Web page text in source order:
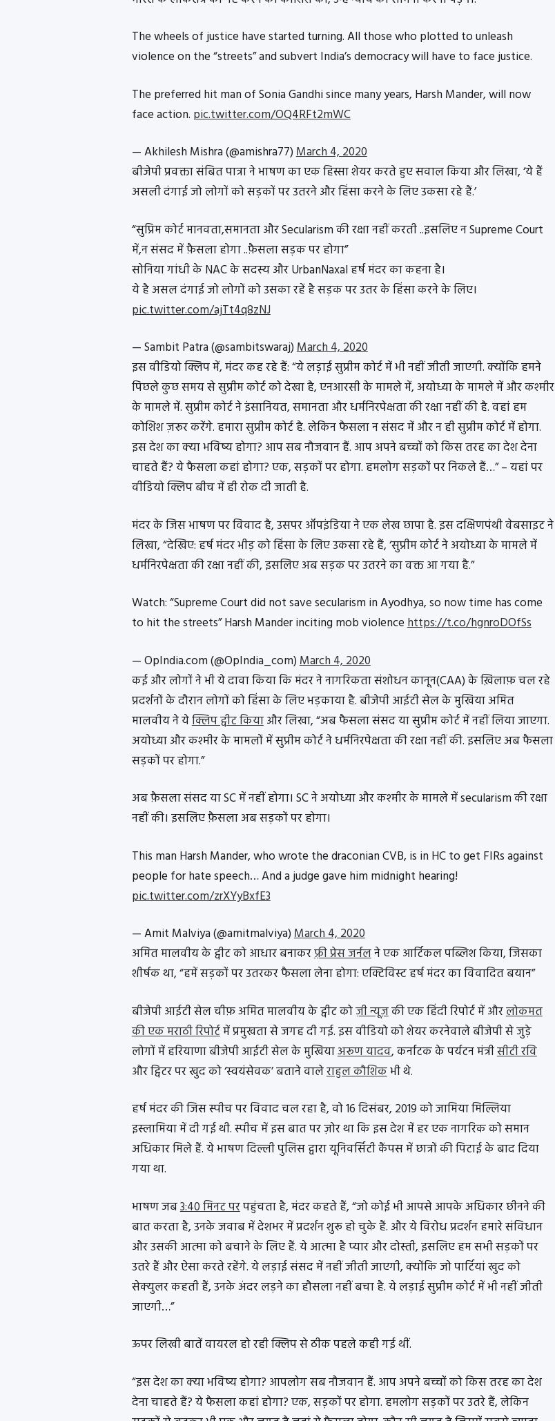
The wheels of justice have started turning. All those who plotted to unleash
violence on the “streets” and subvert India’s democracy will have to face justice.
The preferred hit man of Sonia Gandhi since many years, Harsh Mander, will now
face action. pic.twitter.com/OQ4RFt2mWC
— Akhilesh Mishra (@amishra77)March 4, 2020
बीजेपी प्रवक्ता संबित पात्रा ने भाषण का एक हिस्सा शेयर करते हुए सवाल किया और लिखा, ‘ये हैं
असली दंगाई जो लोगों को सड़कों पर उतरने और हिंसा करने के लिए उकसा रहे हैं.’
“सुप्रिम कोर्ट मानवता,समानता और Secularism की रक्षा नहीं करती ..इसलिए न Supreme Court
में,न संसद में फ़ैसला होगा ..फ़ैसला सड़क पर होगा”
सोनिया गांधी के NAC के सदस्य और UrbanNaxal हर्ष मंदर का कहना है।
ये है असल दंगाई जो लोगों को उसका रहें है सड़क पर उतर के हिंसा करने के लिए।
pic.twitter.com/ajTt4q8zNJ
— Sambit Patra (@sambitswaraj)March 4, 2020
इस वीडियो क्लिप में, मंदर कह रहे हैं: “ये लड़ाई सुप्रीम कोर्ट में भी नहीं जीती जाएगी. क्योंकि हमने
पिछले कुछ समय से सुप्रीम कोर्ट को देखा है, एनआरसी के मामले में, अयोध्या के मामले में और कश्मीर
के मामले में. सुप्रीम कोर्ट ने इंसानियत, समानता और धर्मनिरपेक्षता की रक्षा नहीं की है. वहां हम
कोशिश ज़रूर करेंगे. हमारा सुप्रीम कोर्ट है. लेकिन फैसला न संसद में और न ही सुप्रीम कोर्ट में होगा.
इस देश का क्या भविष्य होगा? आप सब नौजवान हैं. आप अपने बच्चों को किस तरह का देश देना
चाहते हैं? ये फैसला कहां होगा? एक, सड़कों पर होगा. हमलोग सड़कों पर निकले हैं…” – यहां पर
वीडियो क्लिप बीच में ही रोक दी जाती है.
मंदर के जिस भाषण पर विवाद है, उसपर ऑपइंडिया ने एक लेख छापा है. इस दक्षिणपंथी वेबसाइट ने
लिखा, “देखिए: हर्ष मंदर भीड़ को हिंसा के लिए उकसा रहे हैं, ‘सुप्रीम कोर्ट ने अयोध्या के मामले में
धर्मनिरपेक्षता की रक्षा नहीं की, इसलिए अब सड़क पर उतरने का वक्त आ गया है.”
Watch: “Supreme Court did not save secularism in Ayodhya, so now time has come
to hit the streets” Harsh Mander inciting mob violencehttps://t.co/hgnroDOfSs
— OpIndia.com (@OpIndia_com)March 4, 2020
कई और लोगों ने भी ये दावा किया कि मंदर ने नागरिकता संशोधन कानून(CAA) के ख़िलाफ़ चल रहे
प्रदर्शनों के दौरान लोगों को हिंसा के लिए भड़काया है. बीजेपी आईटी सेल के मुखिया अमित
मालवीय ने येक्लिप ट्वीट कियाऔर लिखा, “अब फैसला संसद या सुप्रीम कोर्ट में नहीं लिया जाएगा.
अयोध्या और कश्मीर के मामलों में सुप्रीम कोर्ट ने धर्मनिरपेक्षता की रक्षा नहीं की. इसलिए अब फैसला
सड़कों पर होगा.”
अब फ़ैसला संसद या SC में नहीं होगा। SC ने अयोध्या और कश्मीर के मामले में secularism की रक्षा
नहीं की। इसलिए फ़ैसला अब सड़कों पर होगा।
This man Harsh Mander, who wrote the draconian CVB, is in HC to get FIRs against
people for hate speech… And a judge gave him midnight hearing!
pic.twitter.com/zrXYyBxfE3
— Amit Malviya (@amitmalviya)March 4, 2020
अमित मालवीय के ट्वीट को आधार बनाकरफ़्री प्रेस जर्नलने एक आर्टिकल पब्लिश किया, जिसका
शीर्षक था, “हमें सड़कों पर उतरकर फैसला लेना होगा: एक्टिविस्ट हर्ष मंदर का विवादित बयान”
बीजेपी आईटी सेल चीफ़ अमित मालवीय के ट्वीट कोज़ी न्यूज़की एक हिंदी रिपोर्ट में औरलोकमत
की एक मराठी रिपोर्टमें प्रमुखता से जगह दी गई. इस वीडियो को शेयर करनेवाले बीजेपी से जुड़े
लोगों में हरियाणा बीजेपी आईटी सेल के मुखियाअरूण यादव, कर्नाटक के पर्यटन मंत्रीसीटी रवि
और ट्विटर पर खुद को ‘स्वयंसेवक’ बताने वालेराहुल कौशिकभी थे.
हर्ष मंदर की जिस स्पीच पर विवाद चल रहा है, वो 16 दिसंबर, 2019 को जामिया मिल्लिया
इस्लामिया में दी गई थी. स्पीच में इस बात पर ज़ोर था कि इस देश में हर एक नागरिक को समान
अधिकार मिले हैं. ये भाषण दिल्ली पुलिस द्वारा यूनिवर्सिटी कैंपस में छात्रों की पिटाई के बाद दिया
गया था.
भाषण जब3:40 मिनट परपहुंचता है, मंदर कहते हैं, “जो कोई भी आपसे आपके अधिकार छीनने की
बात करता है, उनके जवाब में देशभर में प्रदर्शन शुरू हो चुके हैं. और ये विरोध प्रदर्शन हमारे संविधान
और उसकी आत्मा को बचाने के लिए हैं. ये आत्मा है प्यार और दोस्ती, इसलिए हम सभी सड़कों पर
उतरे हैं और ऐसा करते रहेंगे. ये लड़ाई संसद में नहीं जीती जाएगी, क्योंकि जो पार्टियां खुद को
सेक्युलर कहती हैं, उनके अंदर लड़ने का हौसला नहीं बचा है. ये लड़ाई सुप्रीम कोर्ट में भी नहीं जीती
जाएगी…”
ऊपर लिखी बातें वायरल हो रही क्लिप से ठीक पहले कही गई थीं.
“इस देश का क्या भविष्य होगा? आपलोग सब नौजवान हैं. आप अपने बच्चों को किस तरह का देश
देना चाहते हैं? ये फैसला कहां होगा? एक, सड़कों पर होगा. हमलोग सड़कों पर उतरे हैं, लेकिन